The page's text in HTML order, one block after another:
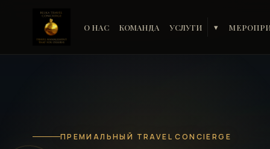
О НАС КОМАНДА УСЛУГИ ▾
ПРЕМИАЛЬНЫЙ TRAVEL CONCIERGE